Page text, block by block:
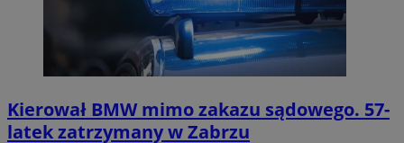
Kierował BMW mimo zakazu sądowego. 57-
latek zatrzymany w Zabrzu